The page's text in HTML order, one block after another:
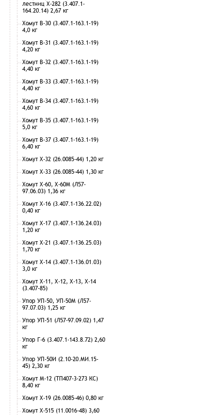
лестниц Х-282 (3.407.1-
164.20.14) 2,67 кг
Хомут В-30 (3.407.1-163.1-19)
4,0 кг
Хомут В-31 (3.407.1-163.1-19)
4,20 кг
Хомут В-32 (3.407.1-163.1-19)
4,40 кг
Хомут В-33 (3.407.1-163.1-19)
4,40 кг
Хомут В-34 (3.407.1-163.1-19)
4,60 кг
Хомут В-35 (3.407.1-163.1-19)
5,0 кг
Хомут В-37 (3.407.1-163.1-19)
6,40 кг
Хомут Х-32 (26.0085-44) 1,20 кг
Хомут Х-33 (26.0085-44) 1,30 кг
Хомут Х-60, Х-60М (Л57-
97.06.03) 1,36 кг
Хомут Х-16 (3.407.1-136.22.02)
0,40 кг
Хомут Х-17 (3.407.1-136.24.03)
1,20 кг
Хомут Х-21 (3.407.1-136.25.03)
1,70 кг
Хомут Х-14 (3.407.1-136.01.03)
3,0 кг
Хомут Х-11, Х-12, Х-13, Х-14
(3.407-85)
Упор УП-50, УП-50М (Л57-
97.07.03) 1,25 кг
Упор УП-51 (Л57-97.09.02) 1,47
кг
Упор Г-6 (3.407.1-143.8.72) 2,60
кг
Упор УП-50И (2.10-20.МИ.15-
45) 2,30 кг
Хомут М-12 (ТП407-3-273 КС)
8,40 кг
Хомут Х-19 (26.0085-46) 0,80 кг
Хомут Х-515 (11.0016-48) 3,60